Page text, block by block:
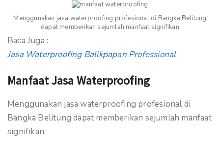
Menggunakan jasa waterproofing profesional di Bangka Belitung
dapat memberikan sejumlah manfaat signifikan
Baca Juga :
Jasa Waterproofing Balikpapan Professional
Manfaat Jasa Waterproofing
Menggunakan jasa waterproofing profesional di
Bangka Belitung dapat memberikan sejumlah manfaat
signifikan: